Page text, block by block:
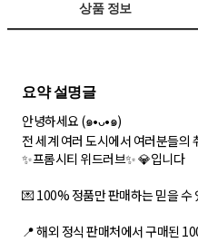
상품 정보
요약 설명글
안녕하세요 (๑•ᴗ•๑)
전 세계 여러 도시에서 여러분들의
✨프롬시티 위드러브✨ 💎입니다
💌 100% 정품만 판매하는 믿을 수
📍 해외 정식 판매처에서 구매된